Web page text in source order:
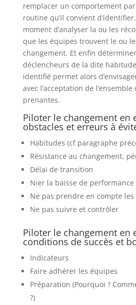
remplacer un comportement
routine qu’il convient
moment d’analyser la ou les
que les équipes trouvent le ou
changement. Et enfin
déclencheurs de la dite
identifié permet alors
avec l’acceptation de
prenantes.
Piloter le changement en
obstacles et erreurs à
Habitudes (cf paragraphe
Résistance au changement,
Délai de transition
Nier la baisse de
Ne pas prendre en compte les
Ne pas suivre et contrôler
Piloter le changement en
conditions de succès et
Indicateurs
Faire adhérer les équipes
Préparation (Pourquoi ?
?)